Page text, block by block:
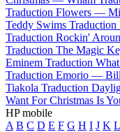
Traduction Flowers —
Teddy Swims
Traduction Rockin'
Traduction The Magic
Eminem Traduction
Traduction Emorio —
Tiakola Traduction
Want For Christmas Is
HP mobile
A B C D E F G H I J K L